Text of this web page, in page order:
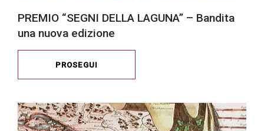
PREMIO “SEGNI DELLA LAGUNA” – Bandita
una nuova edizione
PROSEGUI